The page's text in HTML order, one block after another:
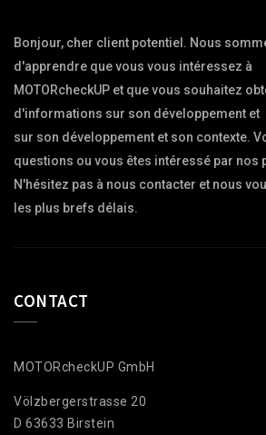
Bonjour, cher client potentiel. Nous
d'apprendre que vous vous intéressez à
MOTORcheckUP et que vous souhaitez
d'informations sur son développement et
sur son développement et son contexte.
questions ou vous êtes intéressé par nos
N'hésitez pas à nous contacter et nous
CONTACT
MOTORcheckUP GmbH
Völzbergerstrasse 20
D 63633 Birstein